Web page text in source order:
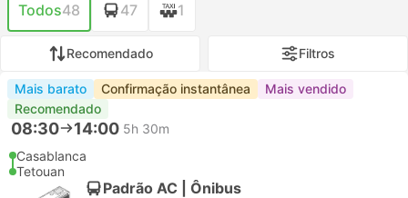
Todos48 47 1
Recomendado Filtros
Mais barato Confirmação instantânea
Mais vendido
Recomendado
08:30 14:00 5h 30m
Casablanca
Tetouan
Padrão AC | Ônibus